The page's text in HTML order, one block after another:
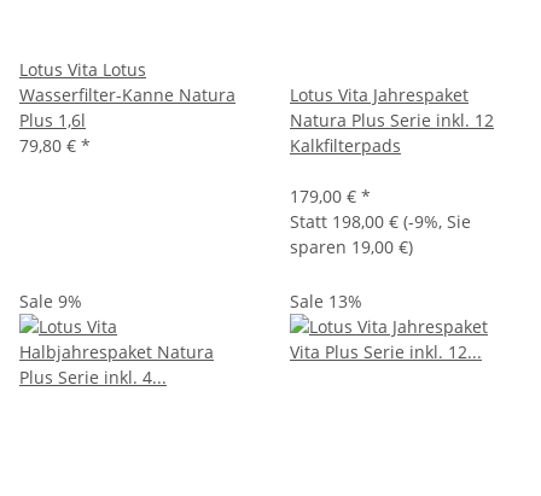
Lotus Vita Lotus
Wasserfilter-Kanne Natura
Plus 1,6l
79,80 € *
Lotus Vita Jahrespaket
Natura Plus Serie inkl. 12
Kalkfilterpads
179,00 € *
Statt 198,00 € (-9%, Sie
sparen 19,00 €)
Sale 9% Sale 13%